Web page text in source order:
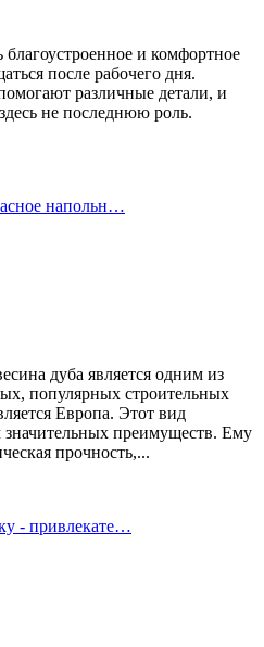
и комфортное
после рабочего дня.
различные детали, и
не последнюю роль.
напольн…
дуба является одним из
популярных строительных
Европа. Этот вид
значительных преимуществ. Ему
прочность,...
- привлекате…